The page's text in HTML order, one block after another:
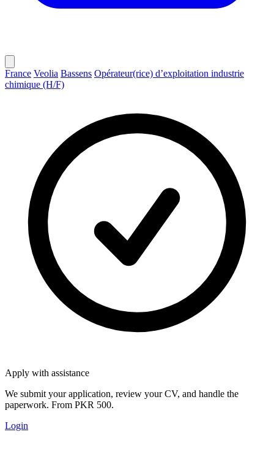
France Veolia Bassens Opérateur(rice) d’exploitation industrie
chimique (H/F)
Apply with assistance
We submit your application, review your CV, and handle the
paperwork. From PKR 500.
Login